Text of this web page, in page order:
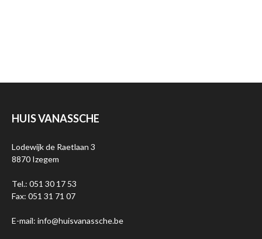
HUIS VANASSCHE
Lodewijk de Raetlaan 3
8870 Izegem
Tel.: 051 30 17 53
Fax: 051 31 71 07
E-mail: info@huisvanassche.be